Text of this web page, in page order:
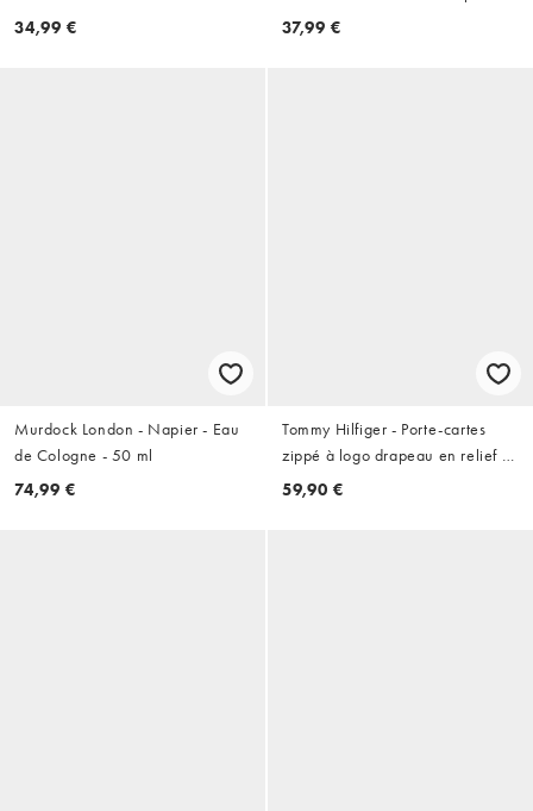
34,99 €
roulé - Noir
37,99 €
Murdock London - Napier - Eau
de Cologne - 50 ml
74,99 €
Tommy Hilfiger - Porte-cartes
zippé à logo drapeau en relief -
Gris foncé
59,90 €